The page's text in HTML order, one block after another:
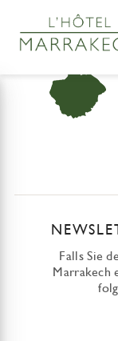
Falls Sie
Marrakech